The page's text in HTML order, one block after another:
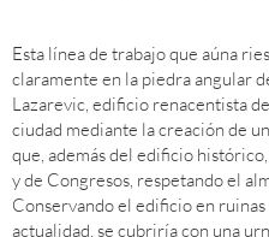
Esta línea de trabajo que aúna
claramente en la piedra angular
Lazarevic, edificio renacentista
ciudad mediante la creación de
que, además del edificio
y de Congresos, respetando el
Conservando el edificio en
actualidad, se cubriría con una